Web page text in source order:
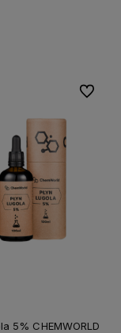
5% CHEMWORLD
Do